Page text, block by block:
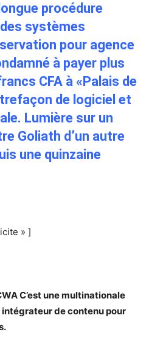
procédure
systèmes
pour agence
à payer plus
CFA à «Palais de
de logiciel et
Lumière sur un
Goliath d’un autre
une quinzaine
» ]
C’est une multinationale
de contenu pour